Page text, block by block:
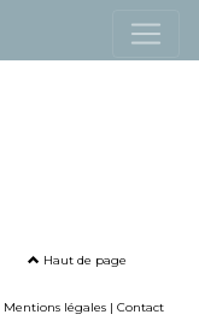
Haut de page
Mentions légales | Contact